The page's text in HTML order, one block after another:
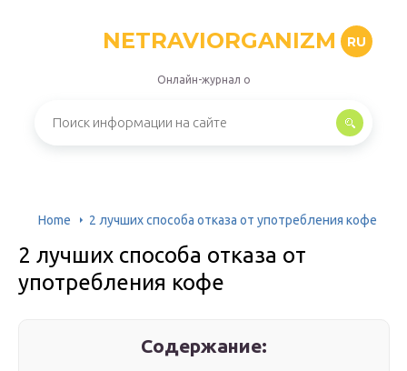
NETRAVIORGANIZM RU
Онлайн-журнал о
Home 2 лучших способа отказа от употребления кофе
2 лучших способа отказа от
употребления кофе
Содержание: